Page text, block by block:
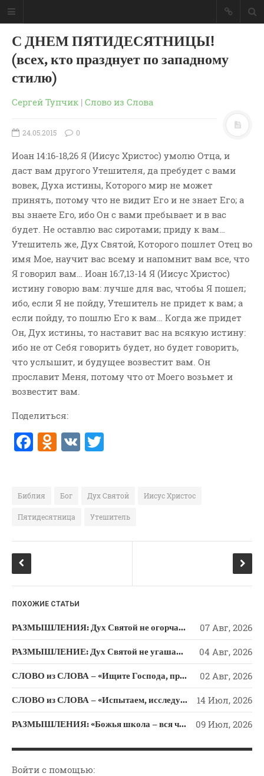
ГЛАВНАЯ
МОИ КНИГИ
СЛОВО-АУДИО
СЛОВО-ВИДЕО
ВОПРОСЫ ПАСТОРУ
КОНТАКТ
Аудио
Беседы По Бытие
Заметки
Информация
История-Свидетельство
Книга "Второе Пришествие
Мини-Проповеди
Музыка-Видео
Поэзия
Проповедь-Аудио
Проповедь-Видео
Семинар "Второе
Пришествие ИХ"
Служителей
Слово Из Слова
С ДНЕМ ПЯТИДЕСЯТНИЦЫ!
(всех, кто празднует по западному
стилю)
Сергей Тупчик | Слово из Слова
24.05.2015 0
Иоан 14:16-18,26 Я (Иисус Христос) умолю Отца, и
даст вам другого Утешителя, да пребудет с вами
вовек, Духа истины, Которого мир не может
принять, потому что не видит Его и не знает Его; а
вы знаете Его, ибо Он с вами пребывает и в вас
будет. Не оставлю вас сиротами; приду к вам…
Утешитель же, Дух Святой, Которого пошлет Отец во
имя Мое, научит вас всему и напомнит вам все, что
Я говорил вам… Иоан 16:7,13-14 Я (Иисус Христос)
истину говорю вам: лучше для вас, чтобы Я пошел;
ибо, если Я не пойду, Утешитель не придет к вам; а
если пойду, то пошлю Его к вам… Когда же придет
Он, Дух истины, то наставит вас на всякую истину:
ибо не от Себя говорить будет, но будет говорить,
что услышит, и будущее возвестит вам. Он
прославит Меня, потому что от Моего возьмет и
возвестит вам.
Поделиться:
F
a
e
b
o
O
d
o
kl
a
ki
V
K
te
r
Библия Бог Дух Святой Иисус Христос
Пятидесятница Утешитель
ПОХОЖИЕ СТАТЬИ
РАЗМЫШЛЕНИЯ: Дух Святой не огорчайте и не оскорбляйте! 07 Авг, 2026
РАЗМЫШЛЕНИЕ: Дух Святой не угашайте! 04 Авг, 2026
СЛОВО из СЛОВА – «Ищите Господа, призывайте Его» (Исаии 55) 02 Авг, 2026
СЛОВО из СЛОВА – «Испытаем, исследуем пути свои и обратимся к Господу» 14 Июл, 2026
РАЗМЫШЛЕНИЯ: «Божья школа – вся человеческая жизнь» 09 Июл, 2026
Войти с помощью: